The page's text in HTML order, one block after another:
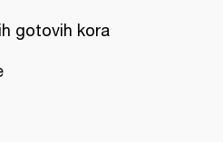
gotovih kora